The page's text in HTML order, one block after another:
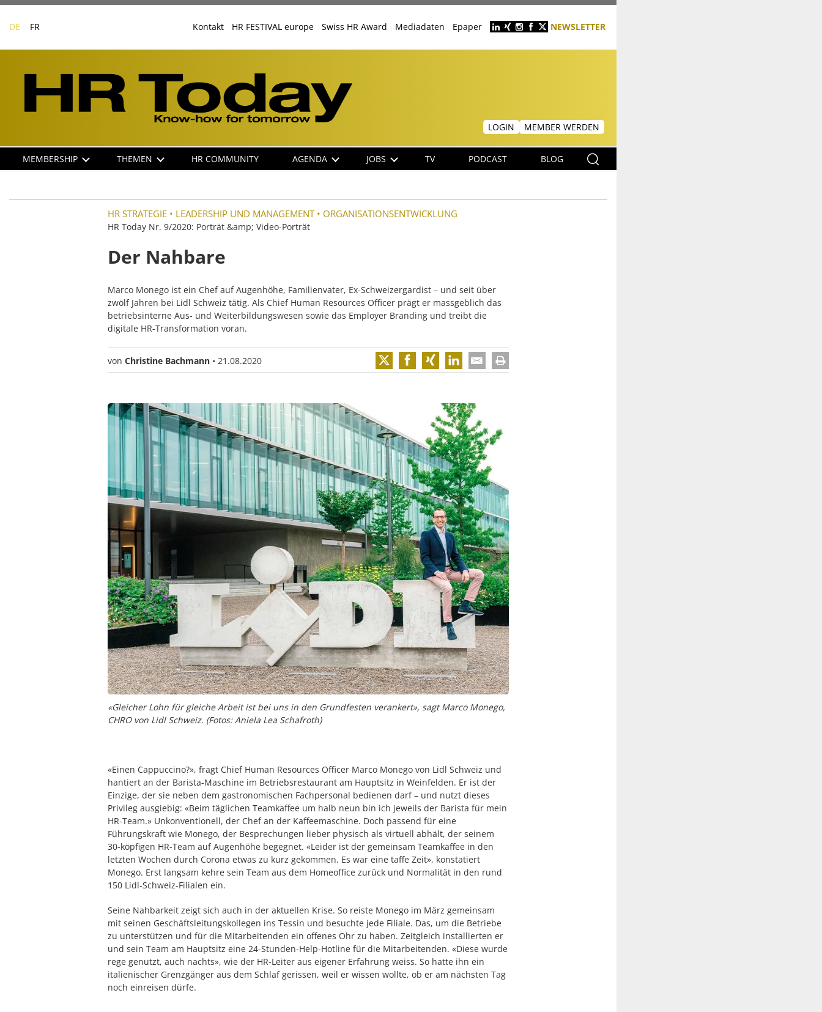
Skip
content
DE FR
Header
menu
Kontakt HR FESTIVAL europe Swiss HR Award Mediadaten Epaper NEWSLETTER
LOGIN
MEMBER WERDEN
Main
DE
MEMBERSHIP THEMEN HR COMMUNITY AGENDA JOBS TV PODCAST BLOG
HR STRATEGIE • LEADERSHIP UND MANAGEMENT• ORGANISATIONSENTWICKLUNG
HR Today Nr. 9/2020: Porträt &amp; Video-Porträt
Der Nahbare
Marco Monego ist ein Chef auf Augenhöhe, Familienvater, Ex-Schweizergardist – und seit über
zwölf Jahren bei Lidl Schweiz tätig. Als Chief Human Resources Officer prägt er massgeblich das
betriebsinterne Aus- und Weiterbildungswesen sowie das Employer Branding und treibt die
digitale HR-Transformation voran.
von Christine Bachmann • 21.08.2020
Twitter
Facebook
XINGLinkedIn
Email
Print
Image
«Gleicher Lohn für gleiche Arbeit ist bei uns in den Grundfesten ­verankert», sagt Marco Monego,
CHRO von Lidl Schweiz. (Fotos: Aniela Lea Schafroth)
«Einen Cappuccino?», fragt Chief Human Resources Officer Marco Monego von Lidl Schweiz und
hantiert an der Barista-Maschine im Betriebsrestaurant am Hauptsitz in Weinfelden. Er ist der
Einzige, der sie neben dem gastronomischen Fachpersonal bedienen darf – und nutzt dieses
Privileg ausgiebig: «Beim täglichen Teamkaffee um halb neun bin ich jeweils der Barista für mein
HR-Team.» Unkonventionell, der Chef an der Kaffeemaschine. Doch passend für eine
Führungskraft wie Monego, der Besprechungen lieber physisch als virtuell abhält, der seinem
30-köpfigen HR-Team auf Augenhöhe begegnet. «Leider ist der gemeinsam Teamkaffee in den
letzten Wochen durch Corona etwas zu kurz gekommen. Es war eine taffe Zeit», konstatiert
Monego. Erst langsam kehre sein Team aus dem Homeoffice zurück und Normalität in den rund
150 Lidl-Schweiz-Filialen ein.
Seine Nahbarkeit zeigt sich auch in der aktuellen Krise. So reiste Monego im März gemeinsam
mit seinen Geschäftsleitungskollegen ins Tessin und besuchte jede Filiale. Das, um die Betriebe
zu unterstützen und für die Mitarbeitenden ein offenes Ohr zu haben. Zeitgleich installierten er
und sein Team am Hauptsitz eine 24-Stunden-Help-Hotline für die Mitarbeitenden. «Diese wurde
rege genutzt, auch nachts», wie der HR-Leiter aus eigener Erfahrung weiss. So hatte ihn ein
italienischer Grenzgänger aus dem Schlaf gerissen, weil er wissen wollte, ob er am nächsten Tag
noch einreisen dürfe.